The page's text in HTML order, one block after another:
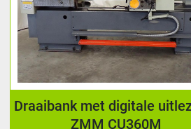
met digitale uitlezing |
ZMM CU360M